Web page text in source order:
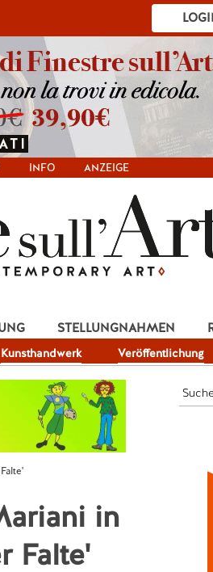
INFO ANZEIGE
Kunsthandwerk Veröffentlichung
STELLUNGNAHMEN
in
Falte'